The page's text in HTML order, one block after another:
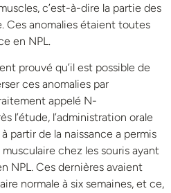
c’est-à-dire la partie des
Ces anomalies étaient toutes
en NPL.
prouvé qu’il est possible de
ces anomalies par
appelé N-
l’étude, l’administration orale
partir de la naissance a permis
chez les souris ayant
NPL. Ces dernières avaient
normale à six semaines, et ce,